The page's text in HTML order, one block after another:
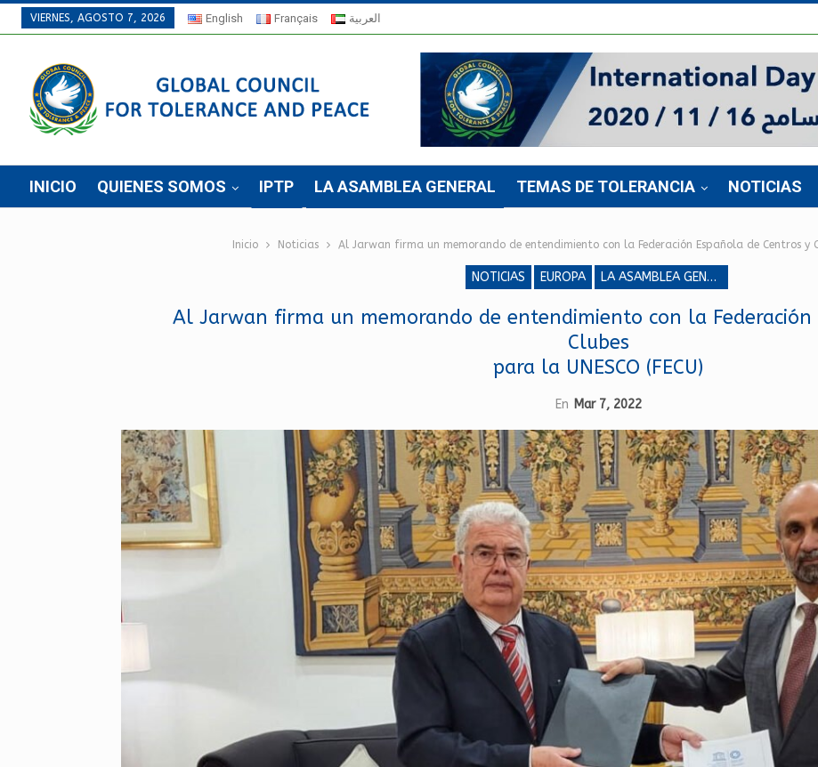
VIERNES, AGOSTO 7, 2026 English Français العربية
INICIO QUIENES SOMOS IPTP LA ASAMBLEA GENERAL TEMAS DE TOLERANCIA NOTICIAS
Inicio Noticias Al Jarwan firma un memorando de entendimiento con la Federación Española de Centros y
NOTICIAS EUROPA LA ASAMBLEA GENERAL
Al Jarwan firma un memorando de entendimiento con la Federación
Clubes
para la UNESCO (FECU)
En Mar 7, 2022